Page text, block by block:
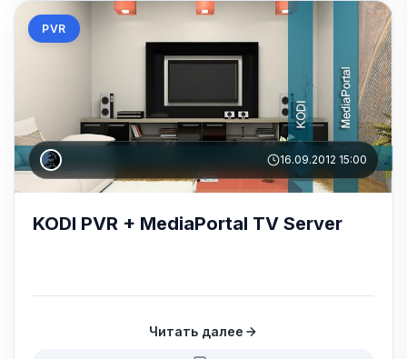
PVR
16.09.2012 15:00
KODI PVR + MediaPortal TV Server
Читать далее